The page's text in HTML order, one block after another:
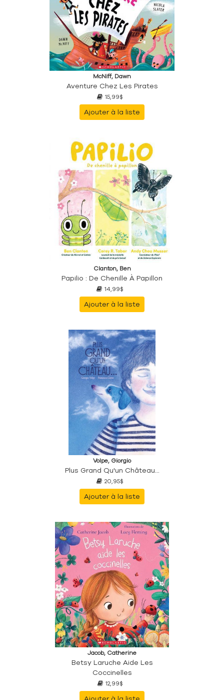
McNiff, Dawn
Aventure Chez Les Pirates
15,99$
Ajouter à la liste
Clanton, Ben
Papilio : De Chenille À Papillon
14,99$
Ajouter à la liste
Volpe, Giorgio
Plus Grand Qu'un Château...
20,95$
Ajouter à la liste
Jacob, Catherine
Betsy Laruche Aide Les
Coccinelles
12,99$